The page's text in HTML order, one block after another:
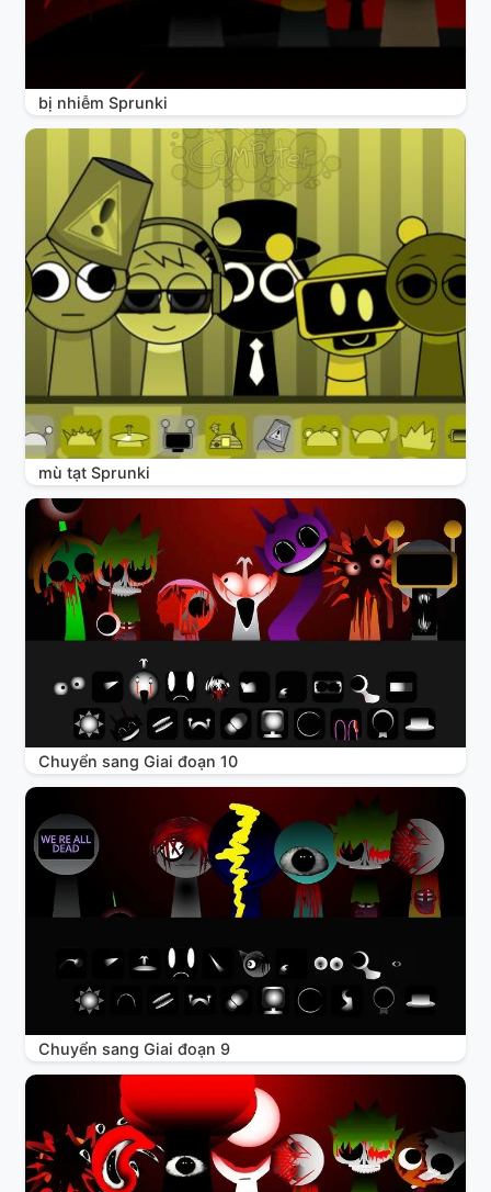
bị nhiễm Sprunki
mù tạt Sprunki
Chuyển sang Giai đoạn 10
Chuyển sang Giai đoạn 9